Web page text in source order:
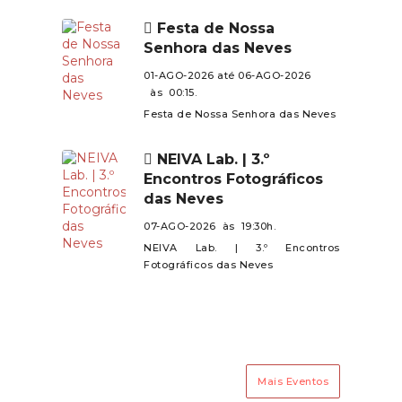
com a presença de todos neste
encontro especial!
Festa de Nossa
Senhora das Neves
01-AGO-2026 até 06-AGO-2026
às 00:15.
Festa de Nossa Senhora das Neves
NEIVA Lab. | 3.º
Encontros Fotográficos
das Neves
07-AGO-2026 às 19:30h.
NEIVA Lab. | 3.º Encontros
Fotográficos das Neves
Mais Eventos